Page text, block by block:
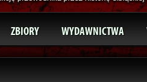
ZBIORY WYDAWNICTWA